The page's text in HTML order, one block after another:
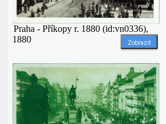
Praha - Příkopy r. 1880 (id:vn0336),
1880
Zobrazit